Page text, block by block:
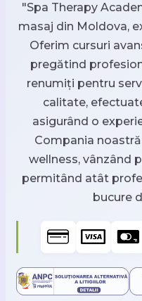
"Spa Therapy
masaj din Moldova,
Oferim cursuri
pregătind
renumiți pentru
calitate,
asigurând o
Compania
wellness, vânzând
permitând atât
bucure